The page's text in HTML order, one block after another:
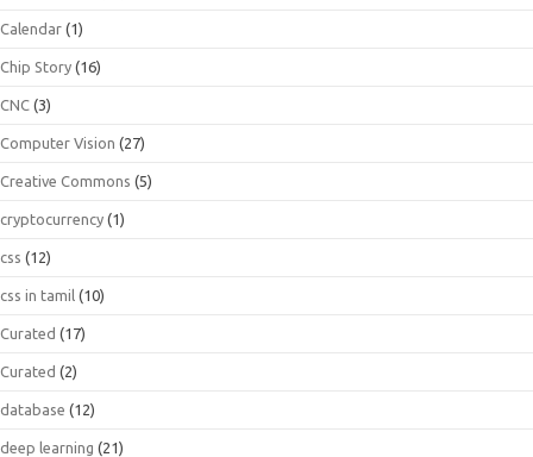
Calendar (1)
Chip Story (16)
CNC (3)
Computer Vision (27)
Creative Commons (5)
cryptocurrency (1)
css (12)
css in tamil (10)
Curated (17)
Curated (2)
database (12)
deep learning (21)